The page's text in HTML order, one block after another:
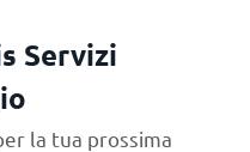
Servizi
la tua prossima